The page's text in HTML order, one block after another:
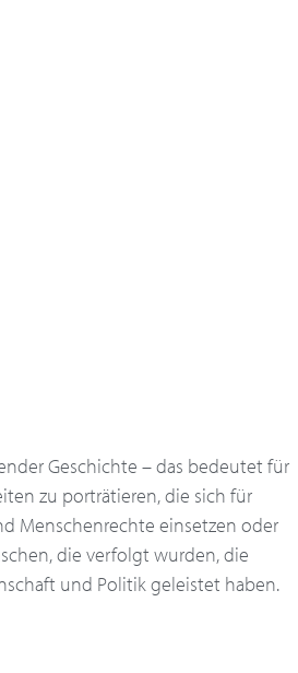
Geschichte – das bedeutet für
zu porträtieren, die sich für
Menschenrechte einsetzen oder
die verfolgt wurden, die
und Politik geleistet haben.